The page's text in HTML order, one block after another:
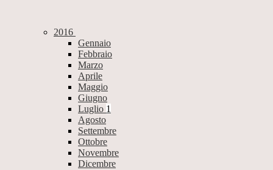
2016
Gennaio
Febbraio
Marzo
Aprile
Maggio
Giugno
Luglio 1
Agosto
Settembre
Ottobre
Novembre
Dicembre